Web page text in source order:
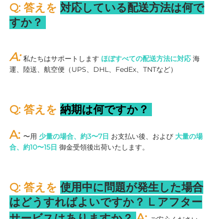
Q: 答えを 対応している配送方法は何で
すか？
A: 私たちはサポートします ほぼすべての配送方法に対応 海
運、陸送、航空便（UPS、DHL、FedEx、TNTなど）
Q: 答えを 納期は何ですか？
A: 〜用 少量の場合、約3〜7日 お支払い後、および 大量の場
合、約10〜15日 御金受領後出荷いたします。
Q: 答えを 使用中に問題が発生した場合
はどうすればよいですか？ L アフター